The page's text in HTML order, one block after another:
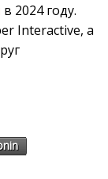
в 2024 году.
Interactive, а